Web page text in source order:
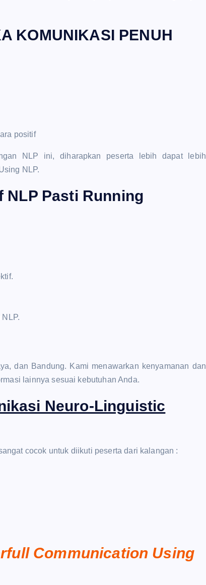
KOMUNIKASI PENUH
positif
NLP ini, diharapkan peserta lebih dapat lebih
NLP.
Pasti Running
dan Bandung. Kami menawarkan kenyamanan dan
lainnya sesuai kebutuhan Anda.
Neuro-Linguistic
cocok untuk diikuti peserta dari kalangan :
Communication Using